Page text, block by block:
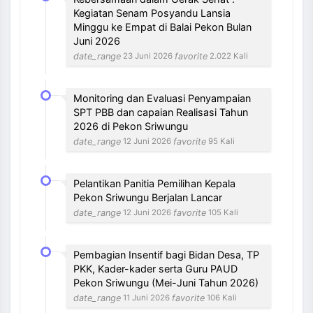
Kegiatan Senam Posyandu Lansia
Minggu ke Empat di Balai Pekon Bulan
Juni 2026
date_range 23 Juni 2026 favorite 2.022 Kali
Monitoring dan Evaluasi Penyampaian
SPT PBB dan capaian Realisasi Tahun
2026 di Pekon Sriwungu
date_range 12 Juni 2026 favorite 95 Kali
Pelantikan Panitia Pemilihan Kepala
Pekon Sriwungu Berjalan Lancar
date_range 12 Juni 2026 favorite 105 Kali
Pembagian Insentif bagi Bidan Desa, TP
PKK, Kader-kader serta Guru PAUD
Pekon Sriwungu (Mei-Juni Tahun 2026)
date_range 11 Juni 2026 favorite 106 Kali